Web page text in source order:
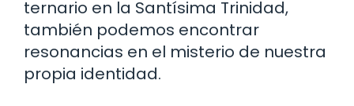
ternario en la Santísima Trinidad,
también podemos encontrar
resonancias en el misterio de nuestra
propia identidad.